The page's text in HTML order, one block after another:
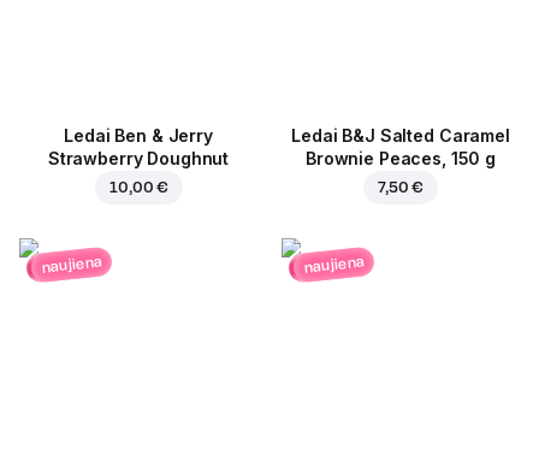
Ledai Ben & Jerry
Strawberry Doughnut
10,00 €
Ledai B&J Salted Caramel
Brownie Peaces, 150 g
7,50 €
naujiena naujiena